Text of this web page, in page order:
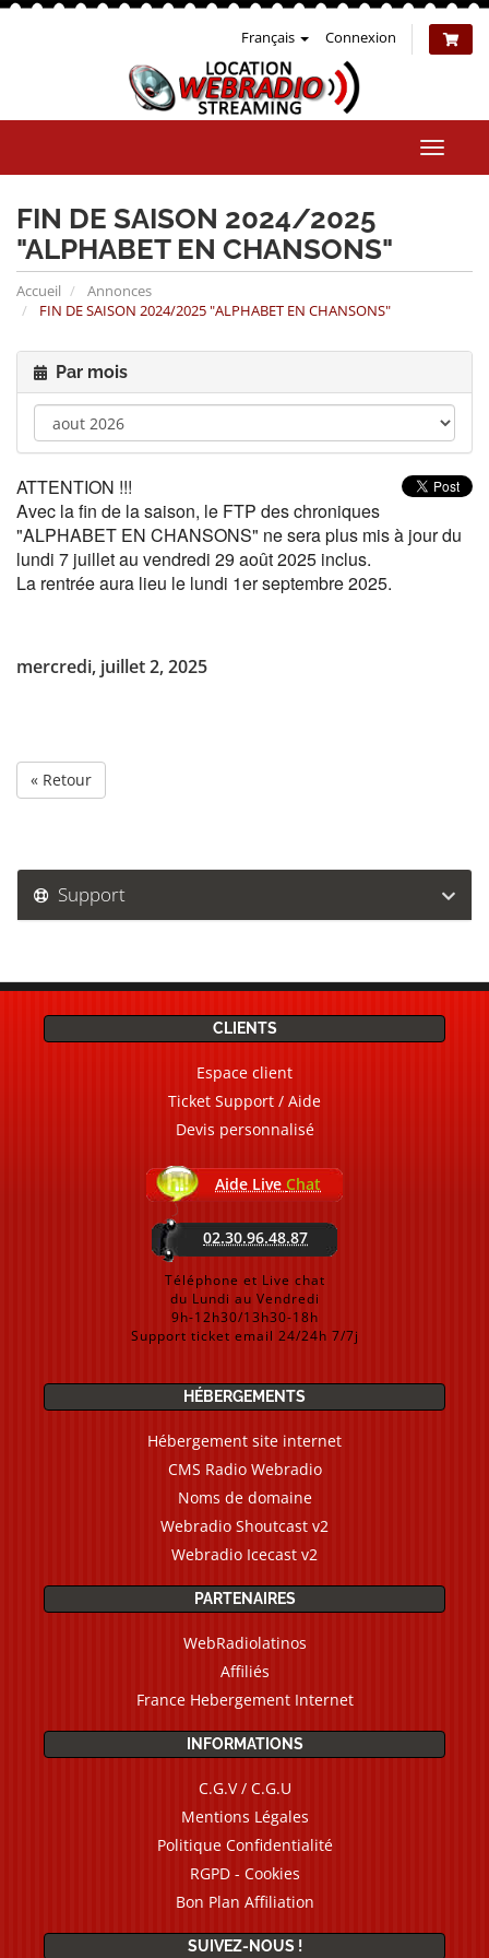
Français Connexion
la
FIN DE SAISON 2024/2025
"ALPHABET EN CHANSONS"
Accueil
Annonces
FIN DE SAISON 2024/2025 "ALPHABET EN CHANSONS"
Par mois
ATTENTION !!!
Avec la fin de la saison, le FTP des chroniques
"ALPHABET EN CHANSONS" ne sera plus mis à jour du
lundi 7 juillet au vendredi 29 août 2025 inclus.
La rentrée aura lieu le lundi 1er septembre 2025.
mercredi, juillet 2, 2025
« Retour
Support
CLIENTS
Espace client
Ticket Support / Aide
Devis personnalisé
Aide Live Chat
02.30.96.48.87
Téléphone et Live chat
du Lundi au Vendredi
9h-12h30/13h30-18h
Support ticket email 24/24h 7/7j
HÉBERGEMENTS
Hébergement site internet
CMS Radio Webradio
Noms de domaine
Webradio Shoutcast v2
Webradio Icecast v2
PARTENAIRES
WebRadiolatinos
Affiliés
France Hebergement Internet
INFORMATIONS
C.G.V / C.G.U
Mentions Légales
Politique Confidentialité
RGPD - Cookies
Bon Plan Affiliation
SUIVEZ-NOUS !